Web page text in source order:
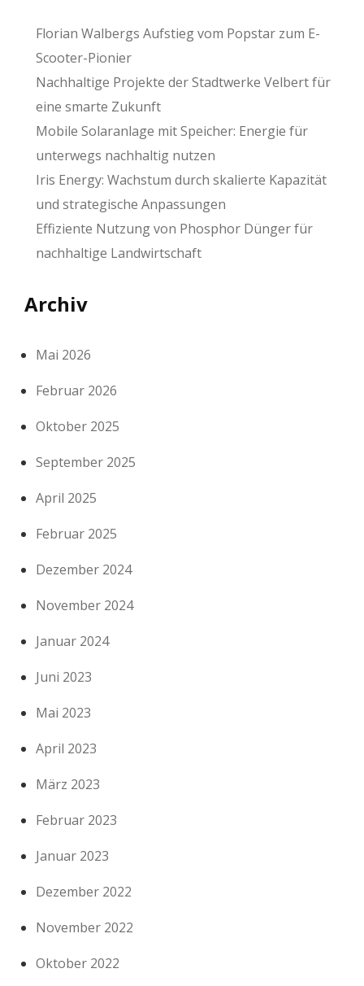
Florian Walbergs Aufstieg vom Popstar zum E-
Scooter-Pionier
Nachhaltige Projekte der Stadtwerke Velbert für
eine smarte Zukunft
Mobile Solaranlage mit Speicher: Energie für
unterwegs nachhaltig nutzen
Iris Energy: Wachstum durch skalierte Kapazität
und strategische Anpassungen
Effiziente Nutzung von Phosphor Dünger für
nachhaltige Landwirtschaft
Archiv
Mai 2026
Februar 2026
Oktober 2025
September 2025
April 2025
Februar 2025
Dezember 2024
November 2024
Januar 2024
Juni 2023
Mai 2023
April 2023
März 2023
Februar 2023
Januar 2023
Dezember 2022
November 2022
Oktober 2022